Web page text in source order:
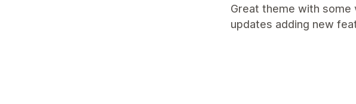
Great theme with some
updates adding new